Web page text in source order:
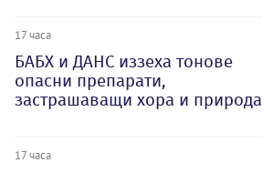
17 часа
БАБХ и ДАНС иззеха тонове
опасни препарати,
застрашаващи хора и природа
17 часа